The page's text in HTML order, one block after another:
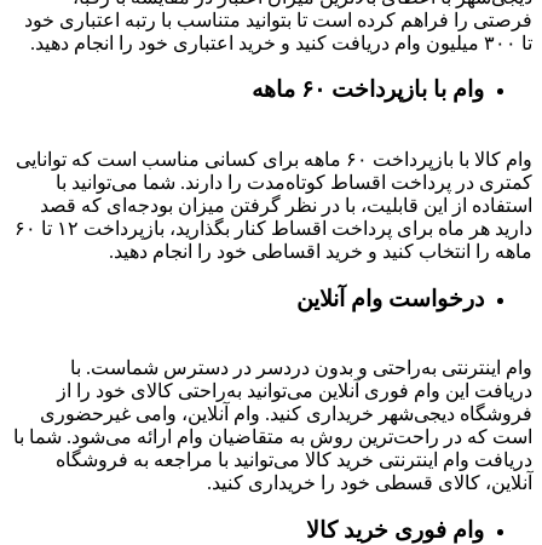
فرصتی را فراهم کرده است تا بتوانید متناسب با رتبه اعتباری خود
تا ۳۰۰ میلیون وام دریافت کنید و خرید اعتباری خود را انجام دهید.
وام با بازپرداخت ۶۰ ماهه
وام کالا با بازپرداخت ۶۰ ماهه برای کسانی مناسب است که توانایی
کمتری در پرداخت اقساط کوتاه‌مدت را دارند. شما می‌توانید با
استفاده از این قابلیت، با در نظر گرفتن میزان بودجه‌ای که قصد
دارید هر ماه برای پرداخت اقساط کنار بگذارید، بازپرداخت ۱۲ تا ۶۰
ماهه را انتخاب کنید و خرید اقساطی خود را انجام دهید.
درخواست وام آنلاین
وام اینترنتی به‌راحتی و بدون دردسر در دسترس شماست. با
دریافت این وام فوری آنلاین می‌توانید به‌راحتی کالای خود را از
فروشگاه دیجی‌شهر خریداری کنید. وام آنلاین، وامی غیرحضوری
است که در راحت‌ترین روش به متقاضیان وام ارائه می‌شود. شما با
دریافت وام اینترنتی خرید کالا می‌توانید با مراجعه به فروشگاه
آنلاین، کالای قسطی خود را خریداری کنید.
وام فوری خرید کالا